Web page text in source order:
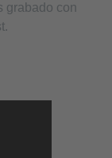
grabado con